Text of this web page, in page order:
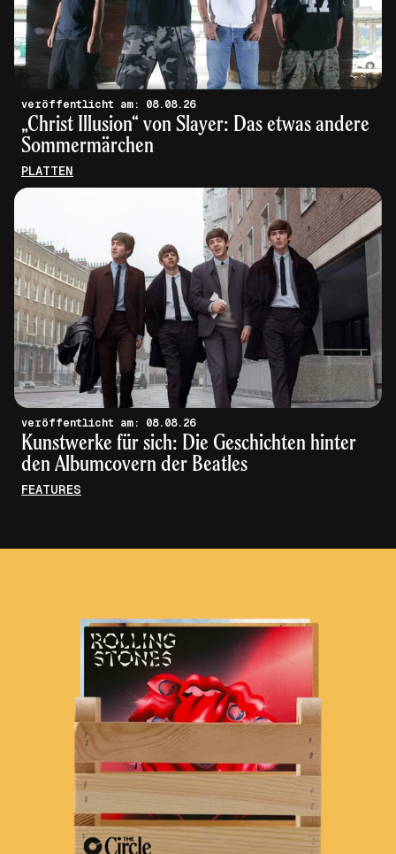
veröffentlicht am: 08.08.26
„Christ Illusion“ von Slayer: Das etwas andere
Sommermärchen
PLATTEN
veröffentlicht am: 08.08.26
Kunstwerke für sich: Die Geschichten hinter
den Albumcovern der Beatles
FEATURES